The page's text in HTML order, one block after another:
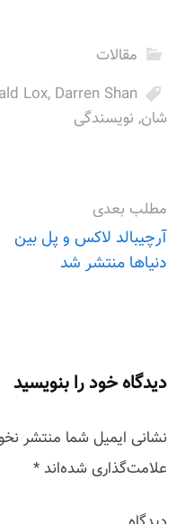
مقالات
Lox, Darren Shan
شان, نویسندگی
P
s
n
مطلب بعدی
آرچیبالد لاکس و پل بین
دنیاها منتشر شد
دیدگاه خود را بنویسید
نشانی ایمیل شما منتشر
علامت‌گذاری شده‌اند *